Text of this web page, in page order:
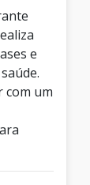
e
com um